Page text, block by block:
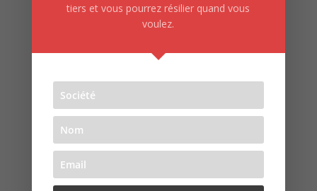
Articles récents
Showroom
tiers et vous pourrez résilier quand vous
voulez.